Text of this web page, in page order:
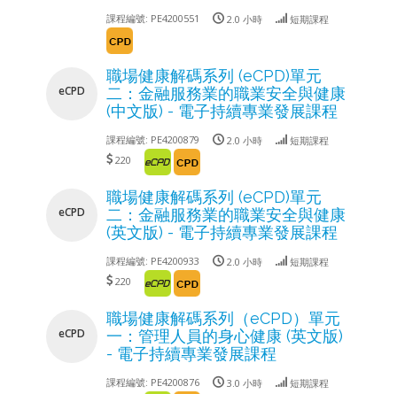
課程編號: PE4200551 2.0 小時 短期課程
eCPD
職場健康解碼系列 (eCPD)單元
二：金融服務業的職業安全與健康
(中文版) - 電子持續專業發展課程
課程編號: PE4200879 2.0 小時
短期課程
220
eCPD
職場健康解碼系列 (eCPD)單元
二：金融服務業的職業安全與健康
(英文版) - 電子持續專業發展課程
課程編號: PE4200933 2.0 小時
短期課程
220
eCPD
職場健康解碼系列（eCPD）單元
一：管理人員的身心健康 (英文版)
- 電子持續專業發展課程
課程編號: PE4200876 3.0 小時
短期課程